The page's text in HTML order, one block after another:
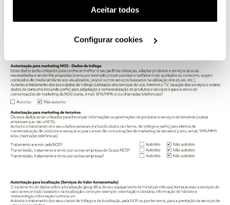
(cookies de publicidade personalizada). Pode gerir a
utilização dos cookies clicando em "Configurar
Aceitar todos
Configurar cookies